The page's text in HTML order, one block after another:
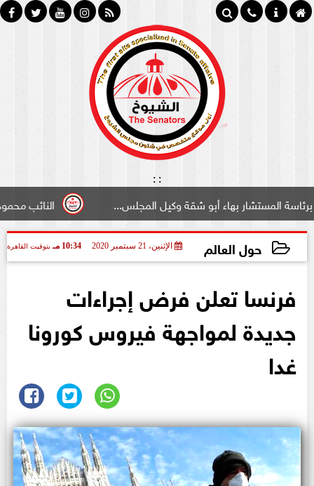
:
:
النائب محمود
بهاء أبو شقة وكيل المجلس...
حول العالم الإثنين، 21 سبتمبر 2020 10:34 مـ بتوقيت القاهرة
فرنسا تعلن فرض إجراءات
جديدة لمواجهة فيروس كورونا
غدا